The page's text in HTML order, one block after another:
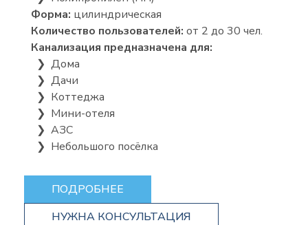
Форма: цилиндрическая
Количество пользователей: от 2 до 30 чел.
Канализация предназначена для:
❯ Дома
❯ Дачи
❯ Коттеджа
❯ Мини-отеля
❯ АЗС
❯ Небольшого посёлка
ПОДРОБНЕЕ
НУЖНА КОНСУЛЬТАЦИЯ